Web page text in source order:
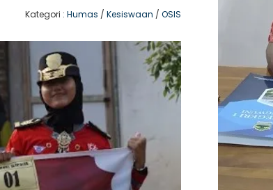
Kategori :Humas /Kesiswaan /OSIS